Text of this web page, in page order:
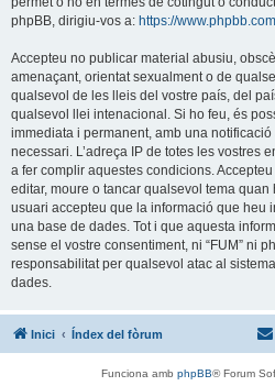
phpBB, dirigiu-vos a: https://
Accepteu no publicar material abusiu,
amenaçant, orientat sexualment o de
qualsevol de les lleis del vostre país, del
qualsevol llei intenacional. Si ho feu, és
immediata i permanent, amb una
necessari. L’adreça IP de totes les vostres
a fer complir aquestes condicions.
editar, moure o tancar qualsevol tema
usuari accepteu que la informació que heu
una base de dades. Tot i que aquesta
sense el vostre consentiment, ni “FUM” ni
responsabilitat per qualsevol atac al
dades.
Inici Índex del fòrum
Funciona amb phpBB® Forum